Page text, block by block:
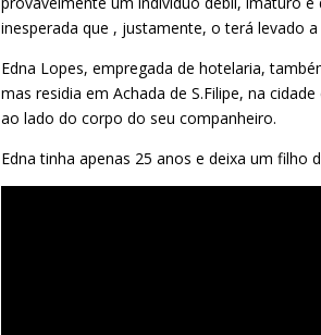
inesperada que , justamente, o terá levado
Edna Lopes, empregada de hotelaria,
mas residia em Achada de S.Filipe, na
ao lado do corpo do seu companheiro.
Edna tinha apenas 25 anos e deixa um filho